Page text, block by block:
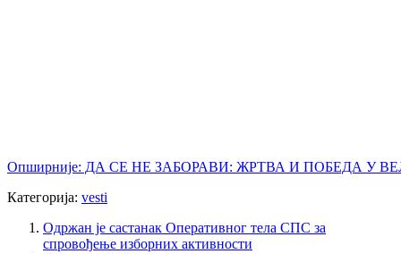
Опширније: ДА СЕ НЕ ЗАБОРАВИ: ЖРТВА И ПОБЕДА У
Категорија: vesti
Oдржан је састанак Оперативног тела СПС за
спровођење изборних активности